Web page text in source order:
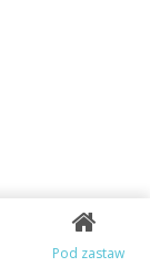
Pod zastaw